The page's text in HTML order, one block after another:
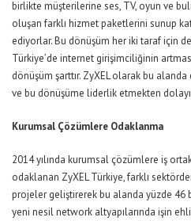
birlikte müşterilerine ses, TV, oyun ve
oluşan farklı hizmet paketlerini sunup
ediyorlar. Bu dönüşüm her iki taraf için
Türkiye’de internet girişimciliğinin
dönüşüm şarttır. ZyXEL olarak bu
ve bu dönüşüme liderlik etmekten
Kurumsal Çözümlere Odaklanma
2014 yılında kurumsal çözümlere iş
odaklanan ZyXEL Türkiye, farklı
projeler geliştirerek bu alanda yüzde 46
yeni nesil network altyapılarında işin